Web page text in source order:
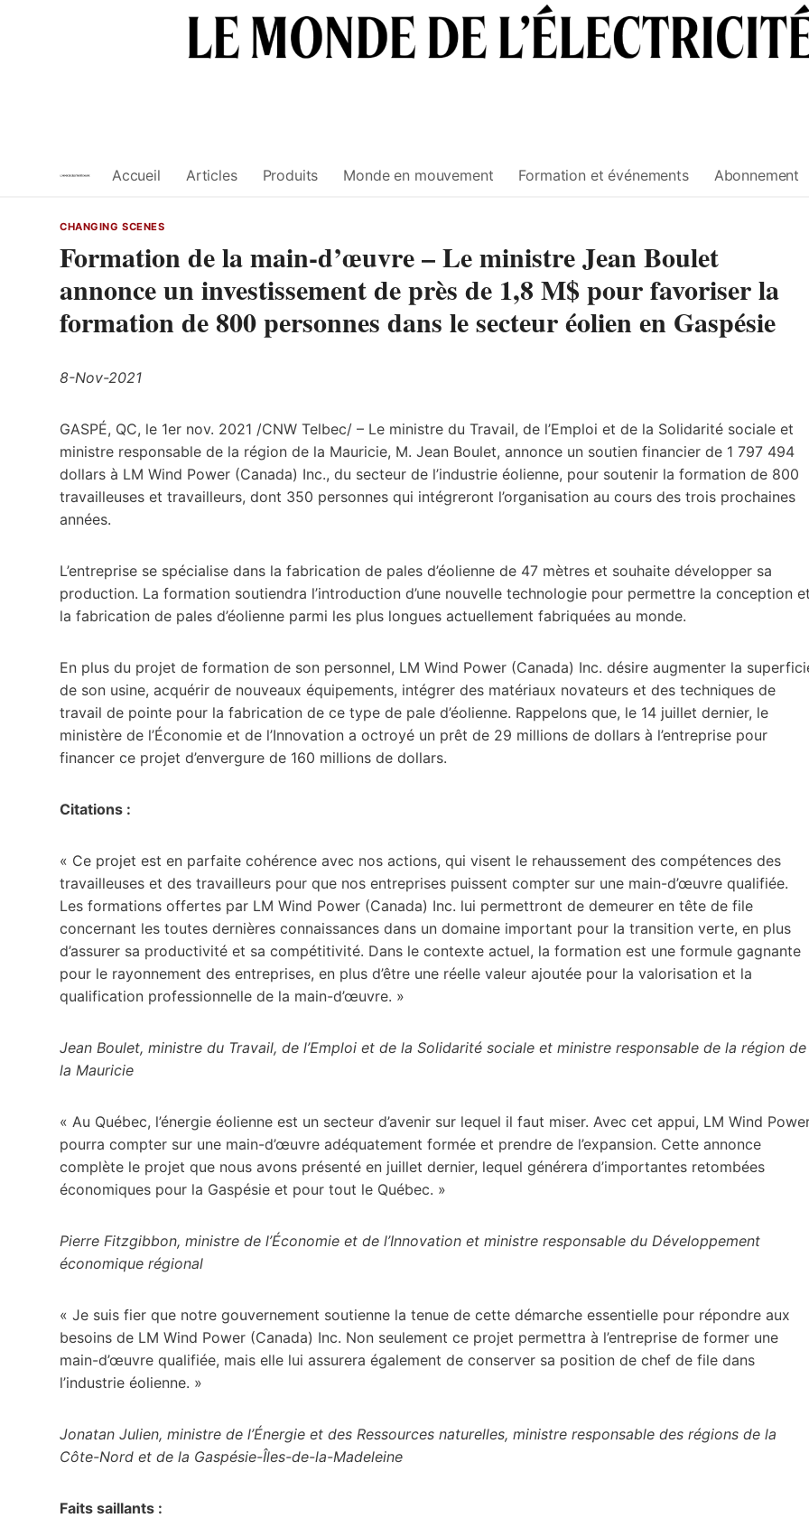
Accueil Articles Produits Monde en mouvement Formation et événements Abonnement
CHANGING SCENES
Formation de la main-d’œuvre – Le ministre Jean Boulet
annonce un investissement de près de 1,8 M$ pour favoriser la
formation de 800 personnes dans le secteur éolien en Gaspésie
8-Nov-2021
GASPÉ, QC, le 1er nov. 2021 /CNW Telbec/ – Le ministre du Travail, de l’Emploi et de la Solidarité sociale et
ministre responsable de la région de la Mauricie, M. Jean Boulet, annonce un soutien financier de 1 797 494
dollars à LM Wind Power (Canada) Inc., du secteur de l’industrie éolienne, pour soutenir la formation de 800
travailleuses et travailleurs, dont 350 personnes qui intégreront l’organisation au cours des trois prochaines
années.
L’entreprise se spécialise dans la fabrication de pales d’éolienne de 47 mètres et souhaite développer sa
production. La formation soutiendra l’introduction d’une nouvelle technologie pour permettre la conception
la fabrication de pales d’éolienne parmi les plus longues actuellement fabriquées au monde.
En plus du projet de formation de son personnel, LM Wind Power (Canada) Inc. désire augmenter la
de son usine, acquérir de nouveaux équipements, intégrer des matériaux novateurs et des techniques de
travail de pointe pour la fabrication de ce type de pale d’éolienne. Rappelons que, le 14 juillet dernier, le
ministère de l’Économie et de l’Innovation a octroyé un prêt de 29 millions de dollars à l’entreprise pour
financer ce projet d’envergure de 160 millions de dollars.
Citations :
« Ce projet est en parfaite cohérence avec nos actions, qui visent le rehaussement des compétences des
travailleuses et des travailleurs pour que nos entreprises puissent compter sur une main-d’œuvre qualifiée.
Les formations offertes par LM Wind Power (Canada) Inc. lui permettront de demeurer en tête de file
concernant les toutes dernières connaissances dans un domaine important pour la transition verte, en plus
d’assurer sa productivité et sa compétitivité. Dans le contexte actuel, la formation est une formule gagnante
pour le rayonnement des entreprises, en plus d’être une réelle valeur ajoutée pour la valorisation et la
qualification professionnelle de la main-d’œuvre. »
Jean Boulet, ministre du Travail, de l’Emploi et de la Solidarité sociale et ministre responsable de la région de
la Mauricie
« Au Québec, l’énergie éolienne est un secteur d’avenir sur lequel il faut miser. Avec cet appui, LM Wind
pourra compter sur une main-d’œuvre adéquatement formée et prendre de l’expansion. Cette annonce
complète le projet que nous avons présenté en juillet dernier, lequel générera d’importantes retombées
économiques pour la Gaspésie et pour tout le Québec. »
Pierre Fitzgibbon, ministre de l’Économie et de l’Innovation et ministre responsable du Développement
économique régional
« Je suis fier que notre gouvernement soutienne la tenue de cette démarche essentielle pour répondre aux
besoins de LM Wind Power (Canada) Inc. Non seulement ce projet permettra à l’entreprise de former une
main-d’œuvre qualifiée, mais elle lui assurera également de conserver sa position de chef de file dans
l’industrie éolienne. »
Jonatan Julien, ministre de l’Énergie et des Ressources naturelles, ministre responsable des régions de la
Côte-Nord et de la Gaspésie-Îles-de-la-Madeleine
Faits saillants :